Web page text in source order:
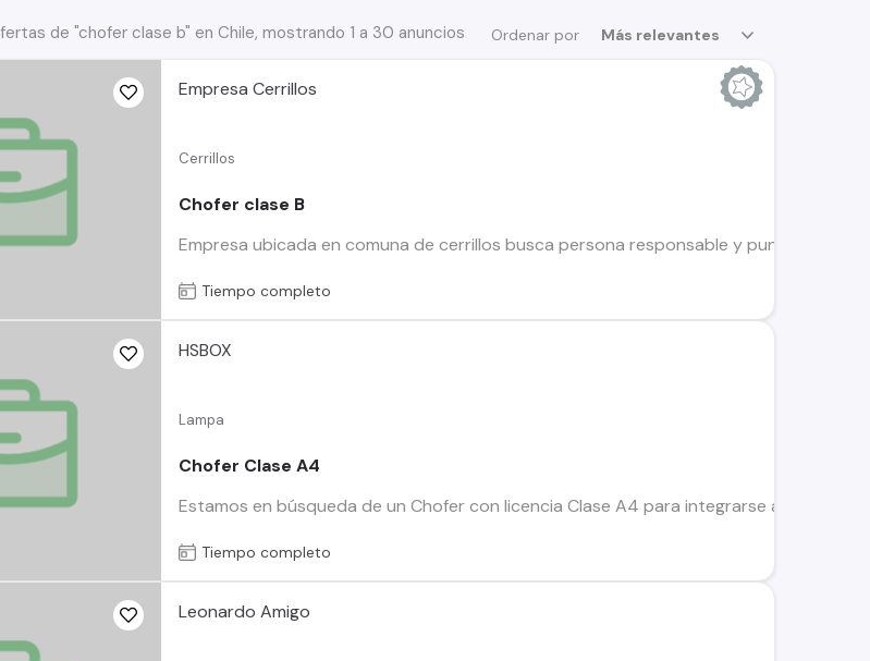
Ordenar por Más relevantes
de "chofer clase b" en Chile, mostrando 1 a 30 anuncios
Empresa Cerrillos
Cerrillos
Chofer clase B
Empresa ubicada en comuna de cerrillos busca persona responsable y puntual para
Tiempo completo
HSBOX
Lampa
Chofer Clase A4
Estamos en búsqueda de un Chofer con licencia Clase A4 para integrarse a
Tiempo completo
Leonardo Amigo